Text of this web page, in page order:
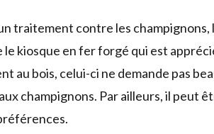
traitement contre les
kiosque en fer forgé qui est
au bois, celui-ci ne demande pas
champignons. Par ailleurs, il peut